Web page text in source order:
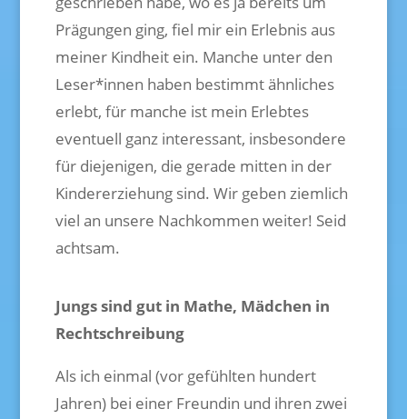
Prägungen ging, fiel mir ein Erlebnis aus
meiner Kindheit ein. Manche unter den
Leser*innen haben bestimmt ähnliches
erlebt, für manche ist mein Erlebtes
eventuell ganz interessant, insbesondere
für diejenigen, die gerade mitten in der
Kindererziehung sind. Wir geben ziemlich
viel an unsere Nachkommen weiter! Seid
achtsam.
Jungs sind gut in Mathe, Mädchen in
Rechtschreibung
Als ich einmal (vor gefühlten hundert
Jahren) bei einer Freundin und ihren zwei